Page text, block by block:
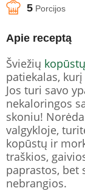
5 Porcijos
Apie receptą
Šviežių kopūstų
patiekalas,
Jos turi savo
nekaloringos
skoniu!
valgykloje,
kopūstų ir
traškios,
paprastos, bet
nebrangios.